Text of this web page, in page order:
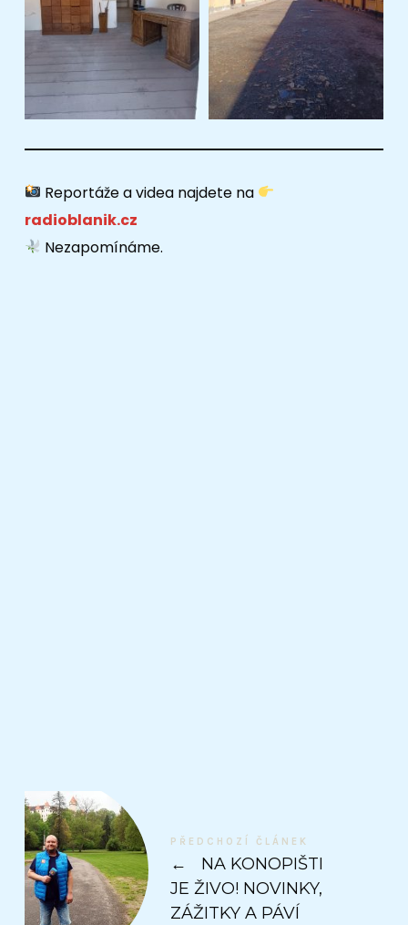
Reportáže a videa najdete na
radioblanik.cz
Nezapomínáme.
PŘEDCHOZÍ ČLÁNEK
←
NA KONOPIŠTI
JE ŽIVO! NOVINKY,
ZÁŽITKY A PÁVÍ